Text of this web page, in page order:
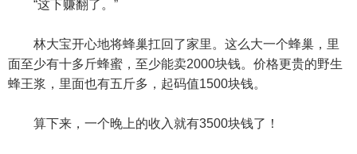
“这下赚翻了。”
林大宝开心地将蜂巢扛回了家里。这么大一个蜂巢，里
面至少有十多斤蜂蜜，至少能卖2000块钱。价格更贵的野生
蜂王浆，里面也有五斤多，起码值1500块钱。
算下来，一个晚上的收入就有3500块钱了！